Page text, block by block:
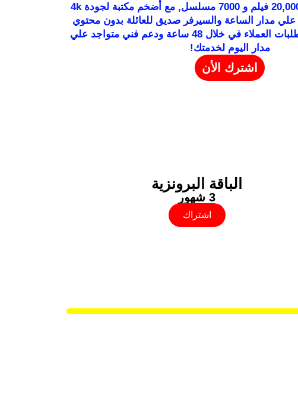
بالإضافة إلي أكثر من 20,000 فيلم و 7000 مسلسل, مع أضخم مكتبة لجودة 4k
علي مدار الساعة والسيرفر صديق للعائلة بدون محتوي
إباحي بالإضافة لتنفيذ طلبات العملاء في خلال 48 ساعة ودعم فني متواجد علي
مدار اليوم لخدمتك!
اشترك الأن
الباقة البرونزية
3 شهور
اشتراك